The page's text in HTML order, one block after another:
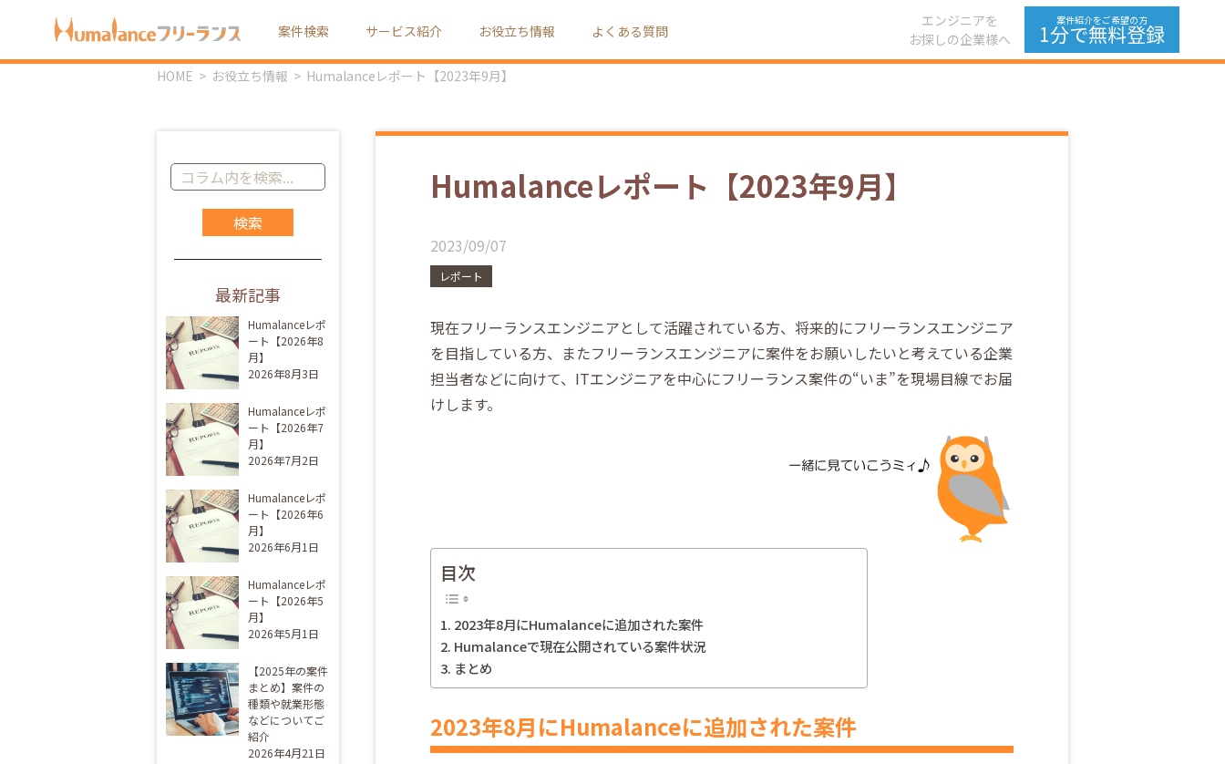
案件検索 サービス紹介 お役立ち情報 よくある質問
エンジニアを
お探しの企業様へ
案件紹介をご希望の方
1分で無料登録
HOME お役立ち情報 Humalanceレポート【2023年9月】
コ
ラ
事
索:
最新記事
Humalanceレポ
ート【2026年8
月】
2026年8月3日
Humalanceレポ
ート【2026年7
月】
2026年7月2日
Humalanceレポ
ート【2026年6
月】
2026年6月1日
Humalanceレポ
ート【2026年5
月】
2026年5月1日
【2025年の案件
まとめ】案件の
種類や就業形態
などについてご
紹介
2026年4月21日
Humalanceレポート【2023年9月】
2023/09/07
レポート
現在フリーランスエンジニアとして活躍されている方、将来的にフリーランスエンジニア
を目指している方、またフリーランスエンジニアに案件をお願いしたいと考えている企業
担当者などに向けて、ITエンジニアを中心にフリーランス案件の“いま”を現場目線でお届
けします。
目次
2023年8月にHumalanceに追加された案件
Humalanceで現在公開されている案件状況
まとめ
2023年8月にHumalanceに追加された案件